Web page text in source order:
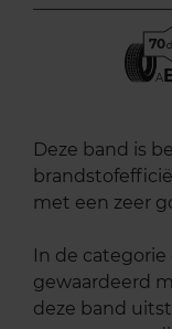
70
A
Deze band is
met een zeer
In de
gewaardeerd
deze band